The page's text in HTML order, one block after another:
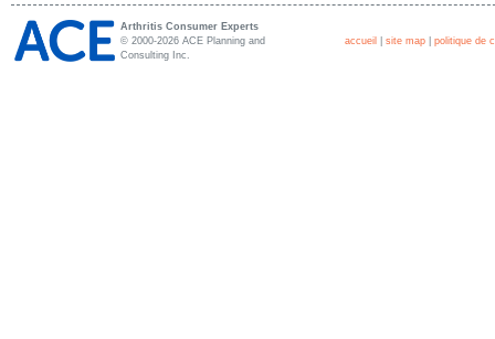
Arthritis Consumer Experts
© 2000-2026 ACE Planning and
Consulting Inc.
accueil site map politique de